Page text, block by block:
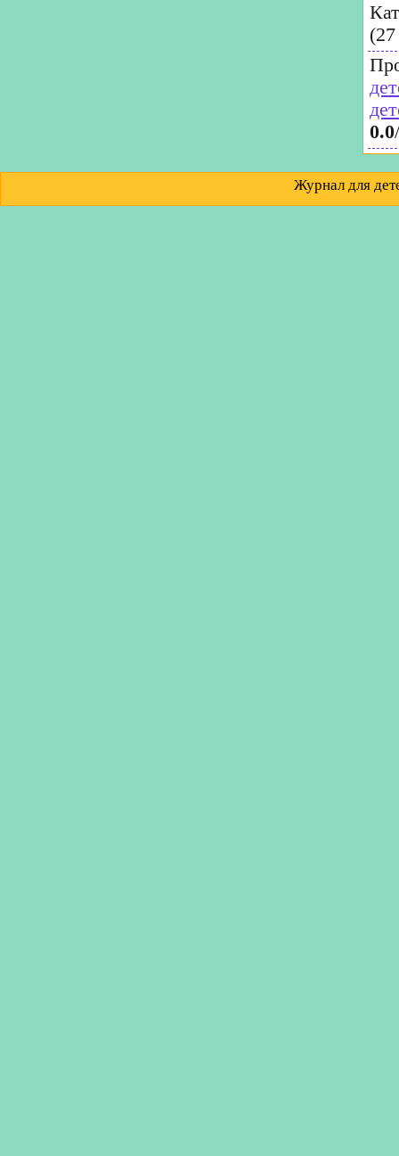
0.0/
Журнал для